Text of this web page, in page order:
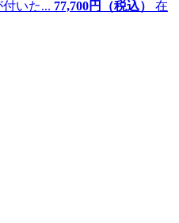
いた... 77,700円（税込）
在